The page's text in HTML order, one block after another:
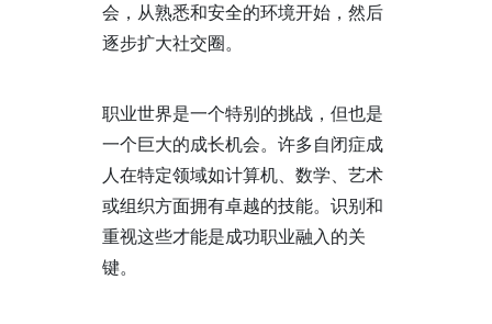
会，从熟悉和安全的环境开始，然后
逐步扩大社交圈。
职业世界是一个特别的挑战，但也是
一个巨大的成长机会。许多自闭症成
人在特定领域如计算机、数学、艺术
或组织方面拥有卓越的技能。识别和
重视这些才能是成功职业融入的关
键。